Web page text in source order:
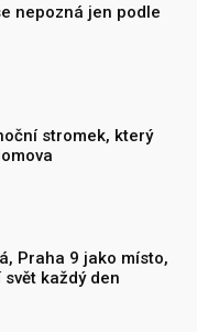
nepozná jen podle
stromek, který
Praha 9 jako místo,
každý den